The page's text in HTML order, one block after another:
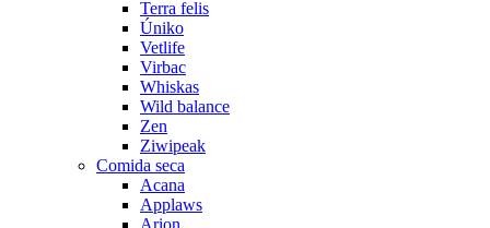
Terra felis
Úniko
Vetlife
Virbac
Whiskas
Wild balance
Zen
Ziwipeak
Comida seca
Acana
Applaws
Arion